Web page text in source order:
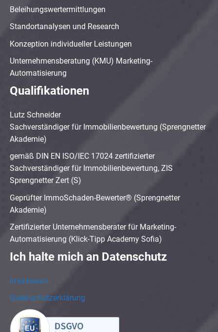
Beleihungswertermittlungen
Standortanalysen und Research
Konzeption individueller Leistungen
Unternehmensberatung (KMU) Marketing-
Automatisierung
Qualifikationen
Lutz Schneider
Sachverständiger für Immobilienbewertung (Sprengnetter
Akademie)
gemäß DIN EN ISO/IEC 17024 zertifizierter
Sachverständiger für Immobilienbewertung, ZIS
Sprengnetter Zert (S)
Geprüfter ImmoSchaden-Bewerter® (Sprengnetter
Akademie)
Zertifizierter Unternehmensberater für Marketing-
Automatisierung (Klick-Tipp Academy Sofia)
Ich halte mich an Datenschutz
Impressum
Datenschutzerklärung